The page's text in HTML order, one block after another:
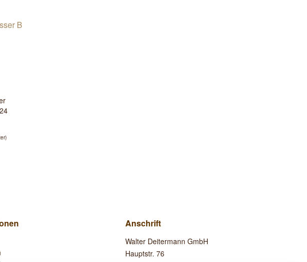
Anschrift
Walter Deitermann GmbH
Hauptstr. 76